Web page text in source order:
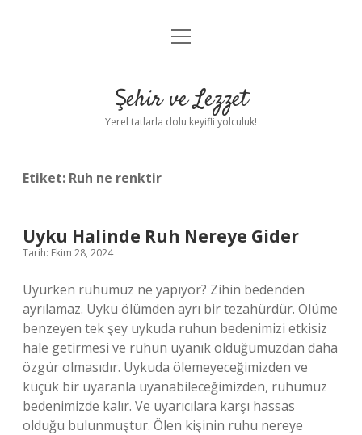
Anasayfa
Yasal Uyarı
menüyü
Şehir ve Lezzet
Yerel tatlarla dolu keyifli yolculuk!
Etiket: Ruh ne renktir
Uyku Halinde Ruh Nereye Gider
Tarih: Ekim 28, 2024
Uyurken ruhumuz ne yapıyor? Zihin bedenden
ayrılamaz. Uyku ölümden ayrı bir tezahürdür. Ölüme
benzeyen tek şey uykuda ruhun bedenimizi etkisiz
hale getirmesi ve ruhun uyanık olduğumuzdan daha
özgür olmasıdır. Uykuda ölemeyeceğimizden ve
küçük bir uyaranla uyanabileceğimizden, ruhumuz
bedenimizde kalır. Ve uyarıcılara karşı hassas
olduğu bulunmuştur. Ölen kişinin ruhu nereye